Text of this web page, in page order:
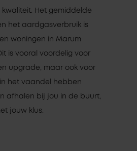
Het gemiddelde
het aardgasverbruik is
woningen in Marum
is vooral voordelig voor
upgrade, maar ook voor
het vaandel hebben
afhalen bij jou in de buurt,
jouw klus.